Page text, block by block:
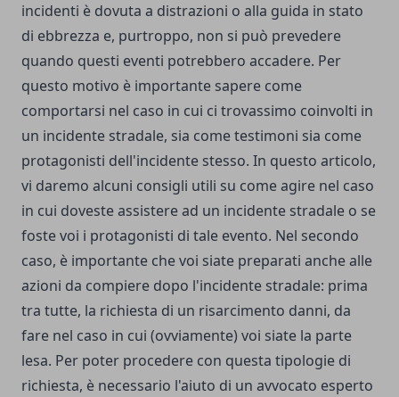
incidenti è dovuta a distrazioni o alla guida in stato
di ebbrezza e, purtroppo, non si può prevedere
quando questi eventi potrebbero accadere. Per
questo motivo è importante sapere come
comportarsi nel caso in cui ci trovassimo coinvolti in
un incidente stradale, sia come testimoni sia come
protagonisti dell'incidente stesso. In questo articolo,
vi daremo alcuni consigli utili su come agire nel caso
in cui doveste assistere ad un incidente stradale o se
foste voi i protagonisti di tale evento. Nel secondo
caso, è importante che voi siate preparati anche alle
azioni da compiere dopo l'incidente stradale: prima
tra tutte, la richiesta di un risarcimento danni, da
fare nel caso in cui (ovviamente) voi siate la parte
lesa. Per poter procedere con questa tipologie di
richiesta, è necessario l'aiuto di un avvocato esperto